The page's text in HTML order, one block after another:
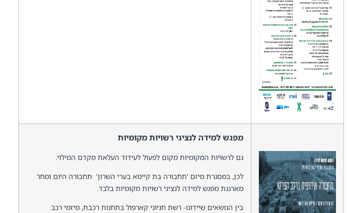
מפגש למידה לנציגי רשויות מקומיות
גם לרשויות המקומיות מקום לפעול לעידוד העלאת מקדם המילוי.
לכן, במסגרת מיזם 'תחבורה בת קיימא בערי השרון' תחבורה היום ומחר
מארגנת מפגש למידה לנציגי רשויות מקומיות בלבד.
בין הנושאים שיידונו- רשת חניוני קארפול בתחנות רכבת, מיזמי רכב